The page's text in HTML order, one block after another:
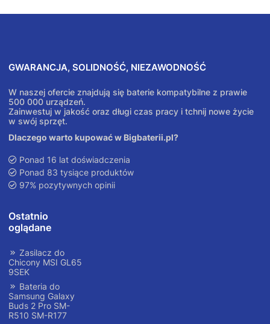
GWARANCJA, SOLIDNOŚĆ, NIEZAWODNOŚĆ
W naszej ofercie znajdują się baterie kompatybilne z prawie
500 000 urządzeń.
Zainwestuj w jakość oraz długi czas pracy i tchnij nowe życie
w swój sprzęt.
Dlaczego warto kupować w Bigbaterii.pl?
Ponad 16 lat doświadczenia
Ponad 83 tysiące produktów
97% pozytywnych opinii
Ostatnio
oglądane
Zasilacz do
Chicony MSI GL65
9SEK
Bateria do
Samsung Galaxy
Buds 2 Pro SM-
R510 SM-R177